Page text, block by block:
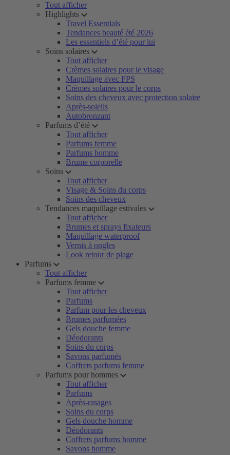
Tout afficher
Highlights
Travel Essentials
Tendances beauté été 2026
Les essentiels d’été pour lui
Soins solaires
Tout afficher
Crèmes solaires pour le visage
Maquillage avec FPS
Crèmes solaires pour le corps
Soins des cheveux avec protection solaire
Après-soleils
Autobronzant
Parfums d’été
Tout afficher
Parfums femme
Parfums homme
Brume corporelle
Soins
Tout afficher
Visage & Soins du corps
Soins des cheveux
Tendances maquillage estivales
Tout afficher
Brumes et sprays fixateurs
Maquillage waterproof
Vernis à ongles
Look retour de plage
Parfums
Tout afficher
Parfums femme
Tout afficher
Parfums
Parfum pour les cheveux
Brumes parfumées
Gels douche femme
Déodorants
Soins du corps
Savons parfumés
Coffrets parfums femme
Parfums pour hommes
Tout afficher
Parfums
Après-rasages
Soins du corps
Gels douche homme
Déodorants
Coffrets parfums homme
Savons homme